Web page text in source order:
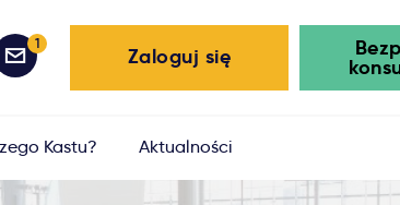
Zaloguj się
1
Kastu? Aktualności